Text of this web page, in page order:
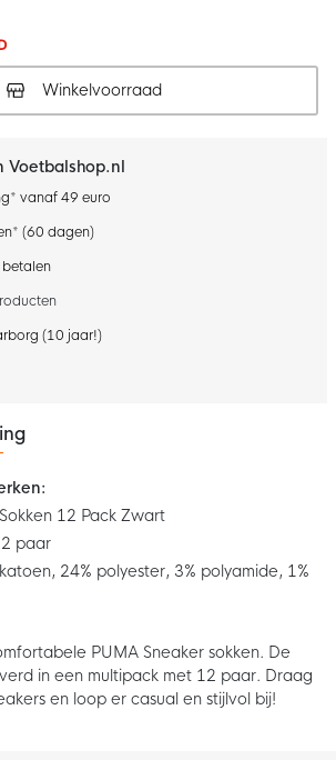
Winkelvoorraad
Voetbalshop.nl
vanaf 49 euro
(60 dagen)
(10 jaar!)
12 Pack Zwart
paar
24% polyester, 3% polyamide, 1%
PUMA Sneaker sokken. De
in een multipack met 12 paar. Draag
en loop er casual en stijlvol bij!